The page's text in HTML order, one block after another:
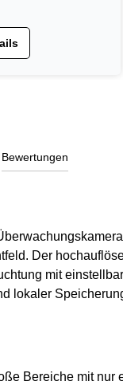
Bewertungen
Der
mit
lokaler
Bereiche mit nur